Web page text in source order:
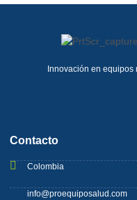
Innovación en equipos
Contacto
Colombia
info@proequiposalud.com